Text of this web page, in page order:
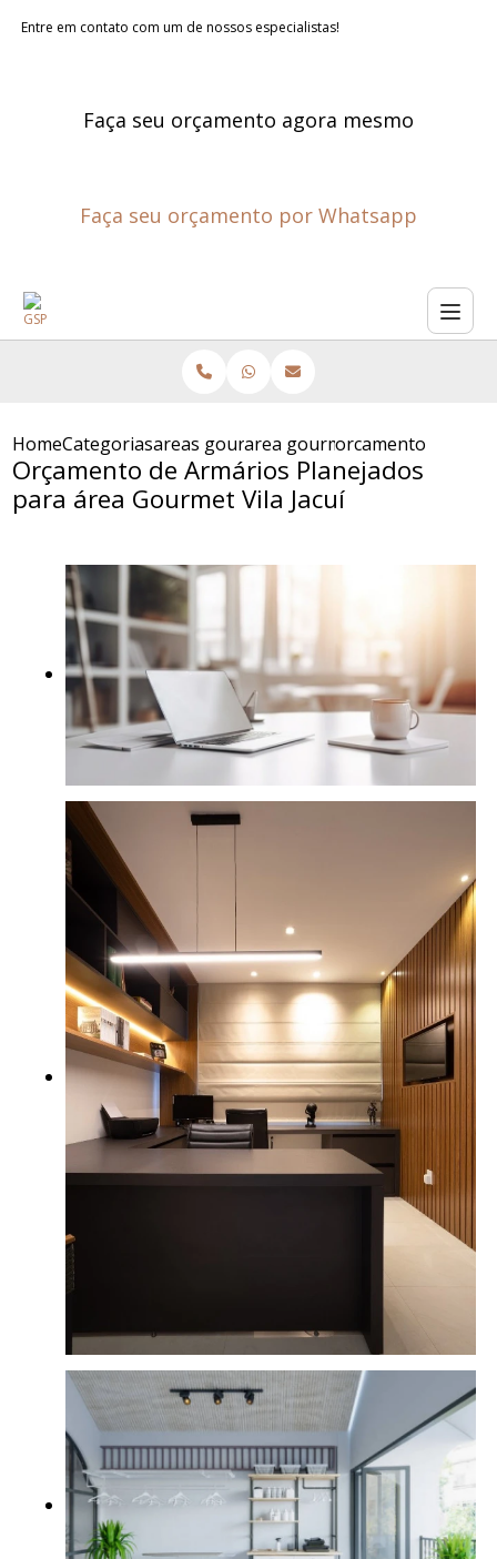
Entre em contato com um de nossos especialistas!
Faça seu orçamento agora mesmo
Faça seu orçamento por Whatsapp
HomeCategoriasareas gourmet planejadas
area gourmet planejada sao
orcamento de
Orçamento de Armários Planejados
para área Gourmet Vila Jacuí